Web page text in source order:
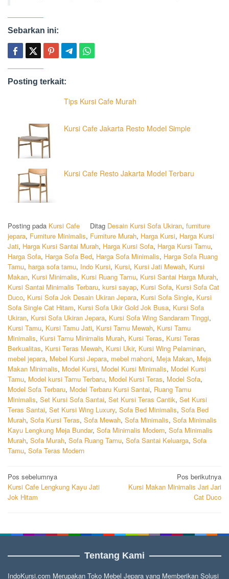
Sebarkan ini:
Posting terkait:
Tips Kursi Cafe Murah
Kursi Cafe Jakarta Resto Model Simple
Kursi Cafe Resto Jakarta Model Terbaru
Posting pada Kursi Cafe Ditag Desain Kursi Sofa Ukiran, furniture
jepara, Furniture Minimalis, Furniture Murah, Harga Kursi, Harga Kursi
Jati, Harga Kursi Santai Murah, Harga Kursi Sofa, Harga Kursi Tamu,
Harga Sofa, Harga Sofa Bed, Harga Sofa Minimalis, Harga Sofa Ruang
Tamu, harga sofa tamu, Indo Kursi, Kursi, Kursi Jati Mewah, Kursi
Makan, Kursi Minimalis, Kursi Ruang Tamu, Kursi Santai Harga Murah,
Kursi Santai Minimalis Terbaru, kursi sayap, Kursi Sofa, Kursi Sofa Cat
Duco, Kursi Sofa Jok Desain Ukiran Jepara, Kursi Sofa Single, Kursi
Sofa Single Cat Hitam, Kursi Sofa Ukir Gold Jok Busa, Kursi Sofa
Ukiran, Kursi Sofa Ukiran Jepara, Kursi Sofa Wing Sandararn Tinggi,
Kursi Tamu, Kursi Tamu Jati, Kursi Tamu Mewah, Kursi Tamu
Minimalis, Kursi Tamu Minimalis Murah, Kursi Teras, Kursi Teras
Berkualitas, Kursi Teras Mewah, Kursi Ukir, Kursi Wing Pelaminan,
mebel jepara, Mebel Kursi Jepara, mebel mahoni, Meja Makan, Meja
Makan Minimalis, Model Kursi, Model Kursi Minimalis, Model Kursi
Tamu, Model kursi Tamu Terbaru, Model Kursi Teras, Model Sofa,
Model Sofa Terbaru, Model Terbaru Kursi Santai, Ruang Tamu
Minimalis, Set Kursi Sofa Santai, Set Kursi Teras Cantik, Set Kursi
Teras Santai, Set Kursi Wing Luxury, Sofa Bed Minimalis, Sofa Bed
Murah, Sofa Kursi Teras, Sofa Mewah, Sofa Minimalis, Sofa Minimalis
Kayu Lengkung Meja Bundar, Sofa Minimalis Modern, Sofa Minimalis
Murah, Sofa Murah, Sofa Ruang Tamu, Sofa Santai Keluarga, Sofa
Tamu, Sofa Teras Modern
Navigasi
pos
Pos sebelumnya
Kursi Cafe Lengkung Kayu Jati
Jok Hitam
Pos berikutnya
Kursi Makan Minimalis Jari Jari
Cat Duco
Tentang Kami
IndoKursi.com Merupakan Toko Mebel Jepara yang Memberikan Solusi